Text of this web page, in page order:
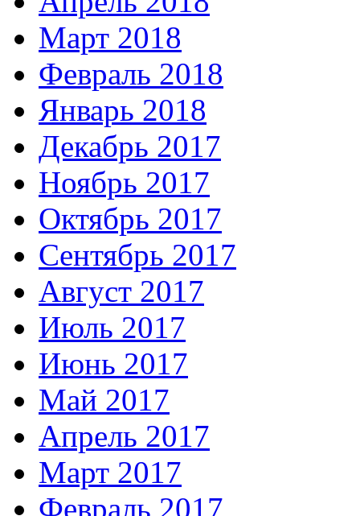
Март 2018
Февраль 2018
Январь 2018
Декабрь 2017
Ноябрь 2017
Октябрь 2017
Сентябрь 2017
Август 2017
Июль 2017
Июнь 2017
Май 2017
Апрель 2017
Март 2017
Февраль 2017